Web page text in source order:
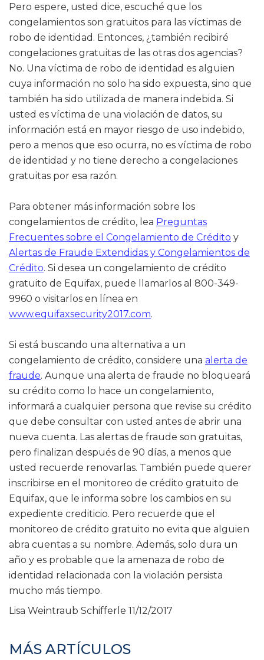
Pero espere, usted dice, escuché que los
congelamientos son gratuitos para las víctimas de
robo de identidad. Entonces, ¿también recibiré
congelaciones gratuitas de las otras dos agencias?
No. Una víctima de robo de identidad es alguien
cuya información no solo ha sido expuesta, sino que
también ha sido utilizada de manera indebida. Si
usted es víctima de una violación de datos, su
información está en mayor riesgo de uso indebido,
pero a menos que eso ocurra, no es víctima de robo
de identidad y no tiene derecho a congelaciones
gratuitas por esa razón.
Para obtener más información sobre los
congelamientos de crédito, lea Preguntas
Frecuentes sobre el Congelamiento de Crédito y
Alertas de Fraude Extendidas y Congelamientos de
Crédito. Si desea un congelamiento de crédito
gratuito de Equifax, puede llamarlos al 800-349-
9960 o visitarlos en línea en
www.equifaxsecurity2017.com.
Si está buscando una alternativa a un
congelamiento de crédito, considere una alerta de
fraude. Aunque una alerta de fraude no bloqueará
su crédito como lo hace un congelamiento,
informará a cualquier persona que revise su crédito
que debe consultar con usted antes de abrir una
nueva cuenta. Las alertas de fraude son gratuitas,
pero finalizan después de 90 días, a menos que
usted recuerde renovarlas. También puede querer
inscribirse en el monitoreo de crédito gratuito de
Equifax, que le informa sobre los cambios en su
expediente crediticio. Pero recuerde que el
monitoreo de crédito gratuito no evita que alguien
abra cuentas a su nombre. Además, solo dura un
año y es probable que la amenaza de robo de
identidad relacionada con la violación persista
mucho más tiempo.
Lisa Weintraub Schifferle 11/12/2017
MÁS ARTÍCULOS